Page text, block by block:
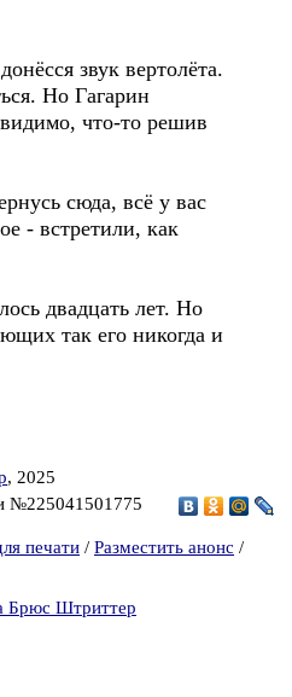
звук вертолёта.
Но Гагарин
что-то решив
сюда, всё у вас
- встретили, как
двадцать лет. Но
так его никогда и
, 2025
№225041501775
печати / Разместить анонс /
Брюс Штриттер